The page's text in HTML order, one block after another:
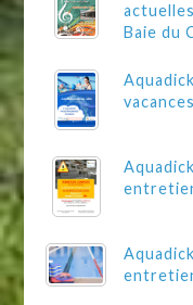
Baie du